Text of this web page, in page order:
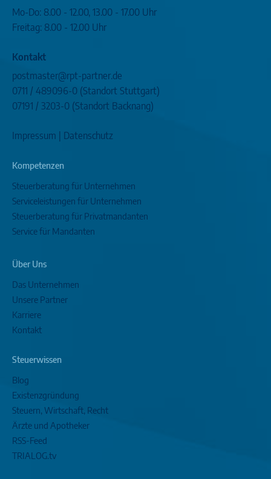
Mo-Do: 8.00 - 12.00, 13.00 - 17.00 Uhr
Freitag: 8.00 - 12.00 Uhr
Kontakt
postmaster@rpt-partner.de
0711 / 489096-0 (Standort Stuttgart)
07191 / 3203-0 (Standort Backnang)
Impressum | Datenschutz
Kompetenzen
Steuerberatung für Unternehmen
Serviceleistungen für Unternehmen
Steuerberatung für Privatmandanten
Service für Mandanten
Über Uns
Das Unternehmen
Unsere Partner
Karriere
Kontakt
Steuerwissen
Blog
Existenzgründung
Steuern, Wirtschaft, Recht
Ärzte und Apotheker
RSS-Feed
TRIALOG.tv